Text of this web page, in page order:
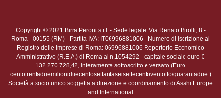
Copyright © 2021 Birra Peroni s.r.l. - Sede legale: Via Renato Birolli, 8 -
Roma - 00155 (RM) - Partita IVA: IT06996881006 - Numero di iscrizione al
Registro delle Imprese di Roma: 06996881006 Repertorio Economico
Amministrativo (R.E.A.) di Roma al n.1054292 - capitale sociale euro €
132.276.728,42, interamente sottoscritto e versato (Euro
centotrentaduemilioniduecentosettantaseisettecentoventotto/quarantadue )
Società a socio unico soggetta a direzione e coordinamento di Asahi Europe
and International